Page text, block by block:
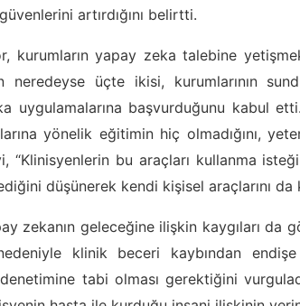
artırdığını belirtti.
kurumların yapay zeka talebine
neredeyse üçte ikisi, kurumlarının
uygulamalarına başvurduğunu kabul
yönelik eğitimin hiç olmadığını,
“Klinisyenlerin bu araçları kullanma
düşünerek kendi kişisel araçlarını da
zekanın geleceğine ilişkin kaygıları da
nedeniyle klinik beceri kaybından
denetimine tabi olması gerektiğini